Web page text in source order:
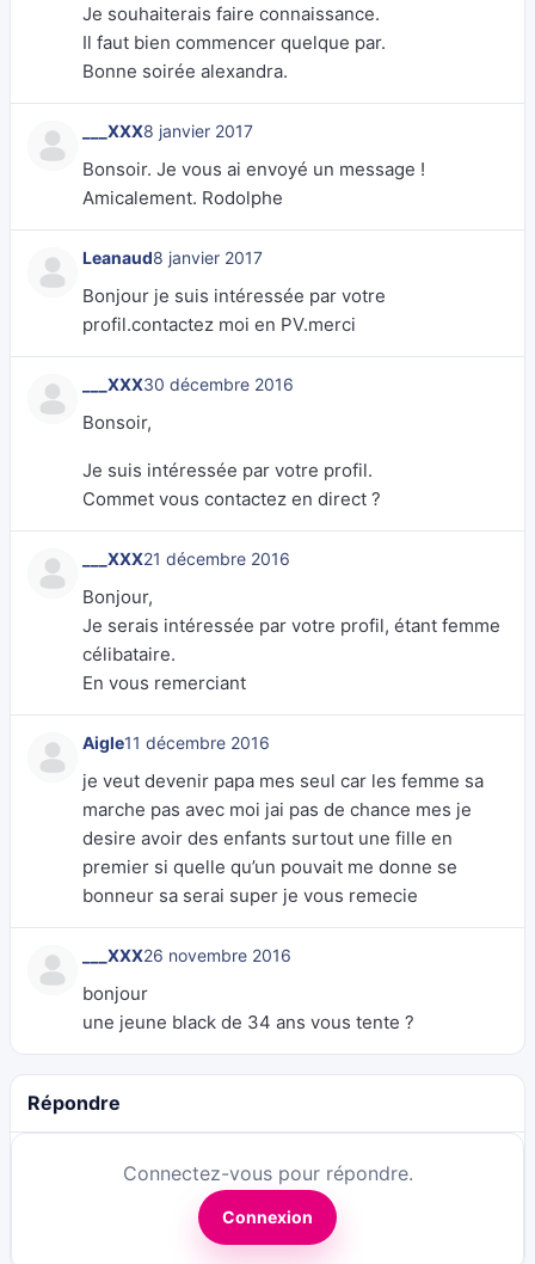
Je souhaiterais faire connaissance.
Il faut bien commencer quelque par.
Bonne soirée alexandra.
___XXX8 janvier 2017
Bonsoir. Je vous ai envoyé un message !
Amicalement. Rodolphe
Leanaud8 janvier 2017
Bonjour je suis intéressée par votre
profil.contactez moi en PV.merci
___XXX30 décembre 2016
Bonsoir,
Je suis intéressée par votre profil.
Commet vous contactez en direct ?
___XXX21 décembre 2016
Bonjour,
Je serais intéressée par votre profil, étant femme
célibataire.
En vous remerciant
Aigle11 décembre 2016
je veut devenir papa mes seul car les femme sa
marche pas avec moi jai pas de chance mes je
desire avoir des enfants surtout une fille en
premier si quelle qu’un pouvait me donne se
bonneur sa serai super je vous remecie
___XXX26 novembre 2016
bonjour
une jeune black de 34 ans vous tente ?
Répondre
Connectez-vous pour répondre.
Connexion